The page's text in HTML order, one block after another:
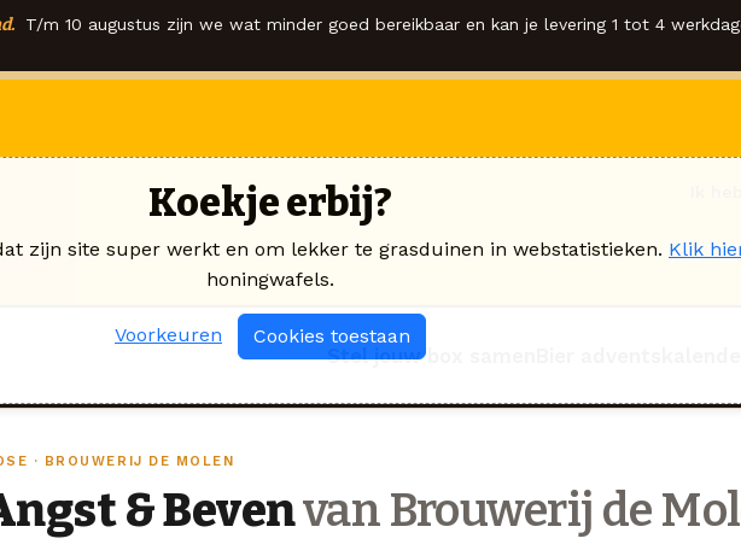
T/m 10 augustus zijn we wat minder goed bereikbaar en kan je levering 1 tot 4
Stel jouw box samen
· BROUWERIJ DE MOLEN
& Bevenvan Brouwerij de
Koekje erbij?
zijn site super werkt en om lekker te grasduinen in webstatistieken. Klik
honingwafels.
Voorkeuren Cookies toestaan